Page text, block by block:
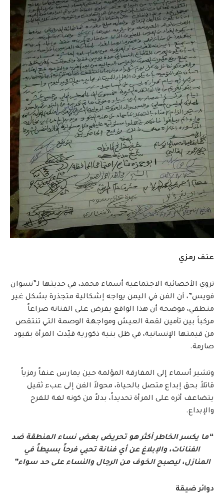
عنف رمزي
تروي الأخصائية الاجتماعية أسماء محمد، في حديثها لـ”نسوان
فويس”، أن الفن في اليمن يواجه إشكالية متجذرة بشكل غير
منطقي، موضحة أن هذا الواقع يفرض على الفنانة صراعاً
مركباً بين تأمين لقمة العيش ومواجهة الوصمة التي تنتقص
من قيمتها الإنسانية، في ظل بنية ذكورية قيّدت المرأة بقيود
صارمة.
وتشير أسماء إلى المفارقة المؤلمة حين يمارس عنفاً رمزياً
قاتلاً بحق إبداع متصل بالحياة، محولاً الفن إلى عبء ثقيل
يتضاعف أثره على المرأة تحديداً، بدلاً من كونه لغة للفرح
والإبداع.
“ما يكسر الخاطر أكثر هو تحريض بعض نساء المنطقة ضد
الفنانات، والإبلاغ عن أي فنانة تحيي فرحاً بسيطاً في
المنازل، ليصبح الخوف من الرجال والنساء على حد سواء”
دوائر ضيقة